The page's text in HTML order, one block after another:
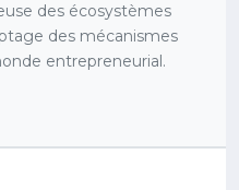
des écosystèmes
des mécanismes
entrepreneurial.